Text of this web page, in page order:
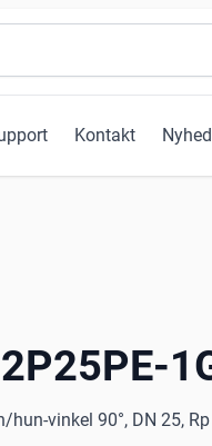
Kontakt
hun-vinkel 90°, DN 25,